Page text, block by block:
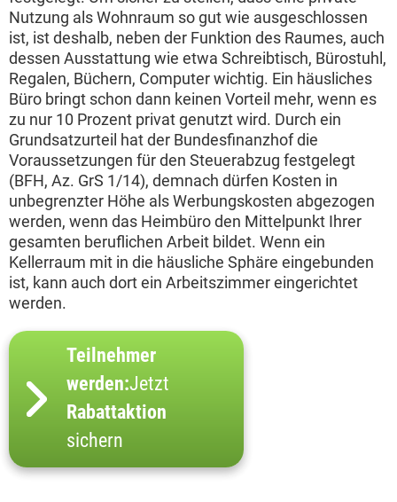
Nutzung als Wohnraum so gut wie ausgeschlossen
ist, ist deshalb, neben der Funktion des Raumes, auch
dessen Ausstattung wie etwa Schreibtisch, Bürostuhl,
Regalen, Büchern, Computer wichtig. Ein häusliches
Büro bringt schon dann keinen Vorteil mehr, wenn es
zu nur 10 Prozent privat genutzt wird. Durch ein
Grundsatzurteil hat der Bundesfinanzhof die
Voraussetzungen für den Steuerabzug festgelegt
(BFH, Az. GrS 1/14), demnach dürfen Kosten in
unbegrenzter Höhe als Werbungskosten abgezogen
werden, wenn das Heimbüro den Mittelpunkt Ihrer
gesamten beruflichen Arbeit bildet. Wenn ein
Kellerraum mit in die häusliche Sphäre eingebunden
ist, kann auch dort ein Arbeitszimmer eingerichtet
werden.
Teilnehmer
werden:Jetzt
Rabattaktion
sichern